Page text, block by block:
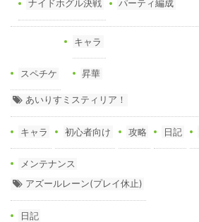
ナイドホグル決戦 パーティ編成
スペチケ
キャラ
昇華
あいりすミスティリア！
キャラ 初心者向け 攻略 日記
メンテナンス
アズールレーン(プレイ休止)
日記